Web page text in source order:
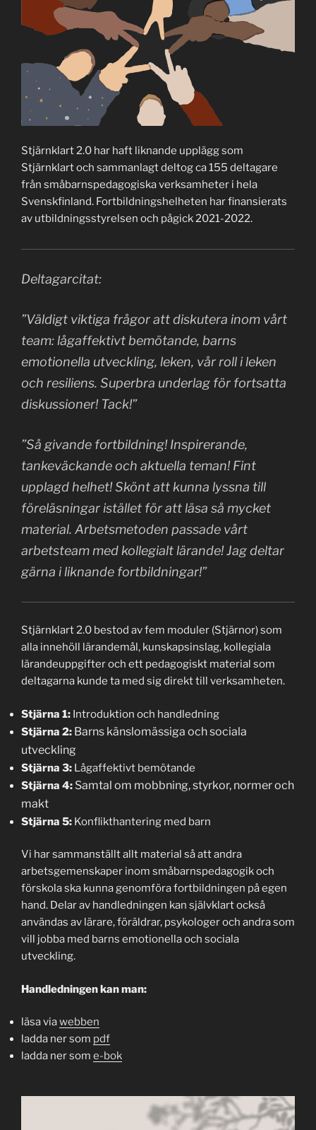
Stjärnklart 2.0 har haft liknande upplägg som
Stjärnklart och sammanlagt deltog ca 155 deltagare
från småbarnspedagogiska verksamheter i hela
Svenskfinland. Fortbildningshelheten har finansierats
av utbildningsstyrelsen och pågick 2021-2022.
Deltagarcitat:
”Väldigt viktiga frågor att diskutera inom vårt
team: lågaffektivt bemötande, barns
emotionella utveckling, leken, vår roll i leken
och resiliens. Superbra underlag för fortsatta
diskussioner! Tack!”
”Så givande fortbildning! Inspirerande,
tankeväckande och aktuella teman! Fint
upplagd helhet! Skönt att kunna lyssna till
föreläsningar istället för att läsa så mycket
material. Arbetsmetoden passade vårt
arbetsteam med kollegialt lärande! Jag deltar
gärna i liknande fortbildningar!”
Stjärnklart 2.0 bestod av fem moduler (Stjärnor) som
alla innehöll lärandemål, kunskapsinslag, kollegiala
lärandeuppgifter och ett pedagogiskt material som
deltagarna kunde ta med sig direkt till verksamheten.
Stjärna 1: Introduktion och handledning
Stjärna 2: Barns känslomässiga och sociala
utveckling
Stjärna 3: Lågaffektivt bemötande
Stjärna 4: Samtal om mobbning, styrkor, normer och
makt
Stjärna 5: Konflikthantering med barn
Vi har sammanställt allt material så att andra
arbetsgemenskaper inom småbarnspedagogik och
förskola ska kunna genomföra fortbildningen på egen
hand. Delar av handledningen kan självklart också
användas av lärare, föräldrar, psykologer och andra som
vill jobba med barns emotionella och sociala
utveckling.
Handledningen kan man:
läsa viawebben
ladda ner som pdf
ladda ner som e-bok